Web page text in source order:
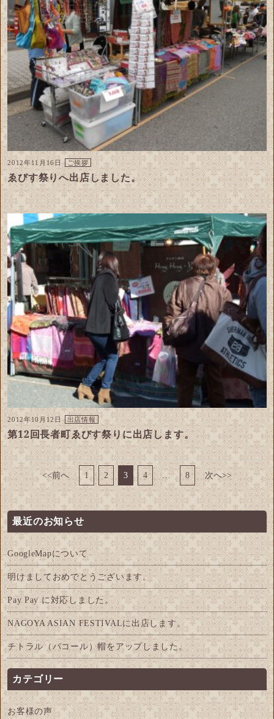
2012年11月16日 ご挨拶
ゑびす祭りへ出店しました。
2012年10月12日 出店情報
第12回長者町ゑびす祭りに出店します。
<<前へ 1 2 3 4 … 8 次へ>>
最近のお知らせ
GoogleMapについて
明けましておめでとうございます。
Pay Pay に対応しました。
NAGOYA ASIAN FESTIVALに出店します。
チトラル（パコール）帽をアップしました。
カテゴリー
お客様の声